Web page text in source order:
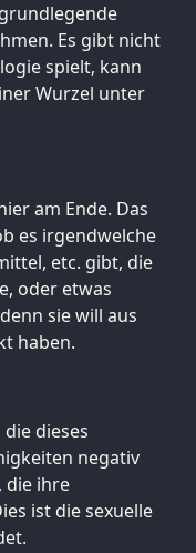
Es gibt nicht
spielt, kann
Wurzel unter
am Ende. Das
es irgendwelche
etc. gibt, die
oder etwas
sie will aus
haben.
dieses
negativ
die ihre
ist die sexuelle